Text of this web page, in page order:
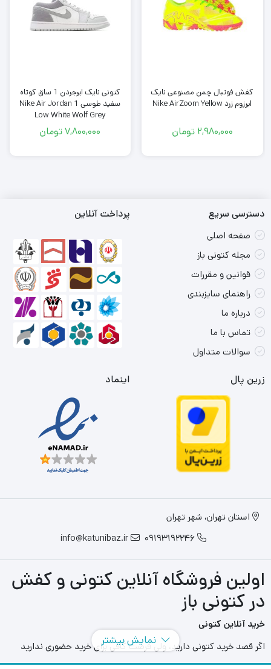
کفش فوتبال چمن مصنوعی نایک
ایرزوم زرد Nike AirZoom Yellow
2,980,000 تومان
کتونی نایک ایرجردن 1 ساق کوتاه
سفید طوسی Nike Air Jordan 1
Low White Wolf Grey
7,800,000تومان
دسترسی سریع
صفحه اصلی
مجله کتونی باز
قوانین و مقررات
راهنمای سایزبندی
درباره ما
تماس با ما
سوالات متداول
پرداخت آنلاین
زرین پال اینماد
استان تهران، شهر تهران
09193192246
info@katunibaz.ir
اولین فروشگاه آنلاین کتونی و کفش
در کتونی باز
خرید آنلاین کتونی
اگر قصد خرید کتونی دارید، ولی فرصت کافی برای خرید حضوری ندارید
نمایش بیشتر